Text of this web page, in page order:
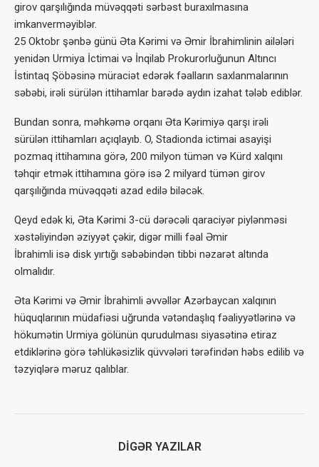
girov qarşılığında müvəqqəti sərbəst buraxılmasına
imkanverməyiblər.
25 Oktobr şənbə günü Əta Kərimi və Əmir İbrahimlinin ailələri
yenidən Urmiya İctimai və İnqilab Prokurorluğunun Altıncı
İstintaq Şöbəsinə müraciət edərək fəalların saxlanmalarının
səbəbi, irəli sürülən ittihamlar barədə aydın izahat tələb ediblər.
Bundan sonra, məhkəmə orqanı Əta Kərimiyə qarşı irəli
sürülən ittihamları açıqlayıb. O, Stadionda ictimai asayişi
pozmaq ittihamına görə, 200 milyon tümən və Kürd xalqını
təhqir etmək ittihamına görə isə 2 milyard tümən girov
qarşılığında müvəqqəti azad edilə biləcək.
Qeyd edək ki, Əta Kərimi 3-cü dərəcəli qaraciyər piylənməsi
xəstəliyindən əziyyət çəkir, digər milli fəal Əmir
İbrahimli isə disk yırtığı səbəbindən tibbi nəzarət altında
olmalıdır.
Əta Kərimi və Əmir İbrahimli əvvəllər Azərbaycan xalqının
hüquqlarının müdafiəsi uğrunda vətəndaşlıq fəaliyyətlərinə və
hökumətin Urmiya gölünün qurudulması siyasətinə etiraz
etdiklərinə görə təhlükəsizlik qüvvələri tərəfindən həbs edilib və
təzyiqlərə məruz qalıblar.
DIGƏR YAZILAR